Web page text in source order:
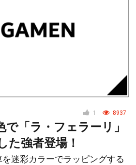
1 8937
で「ラ・フェラーリ」
た強者登場！
迷彩カラーでラッピングする